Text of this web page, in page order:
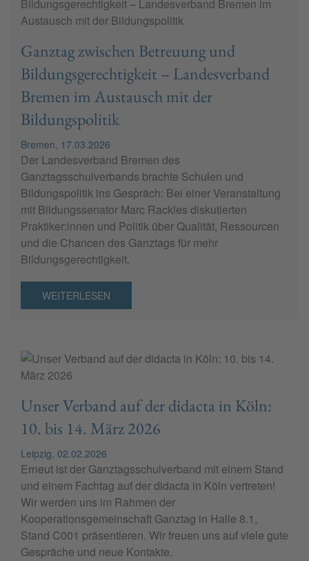
Ganztag zwischen Betreuung und
Bildungsgerechtigkeit – Landesverband
Bremen im Austausch mit der
Bildungspolitik
Bremen, 17.03.2026
Der Landesverband Bremen des
Ganztagsschulverbands brachte Schulen und
Bildungspolitik ins Gespräch: Bei einer Veranstaltung
mit Bildungssenator Marc Rackles diskutierten
Praktiker:innen und Politik über Qualität, Ressourcen
und die Chancen des Ganztags für mehr
Bildungsgerechtigkeit.
WEITERLESEN
Unser Verband auf der didacta in Köln:
10. bis 14. März 2026
Leipzig, 02.02.2026
Erneut ist der Ganztagsschulverband mit einem Stand
und einem Fachtag auf der didacta in Köln vertreten!
Wir werden uns im Rahmen der
Kooperationsgemeinschaft Ganztag in Halle 8.1,
Stand C001 präsentieren. Wir freuen uns auf viele gute
Gespräche und neue Kontakte.